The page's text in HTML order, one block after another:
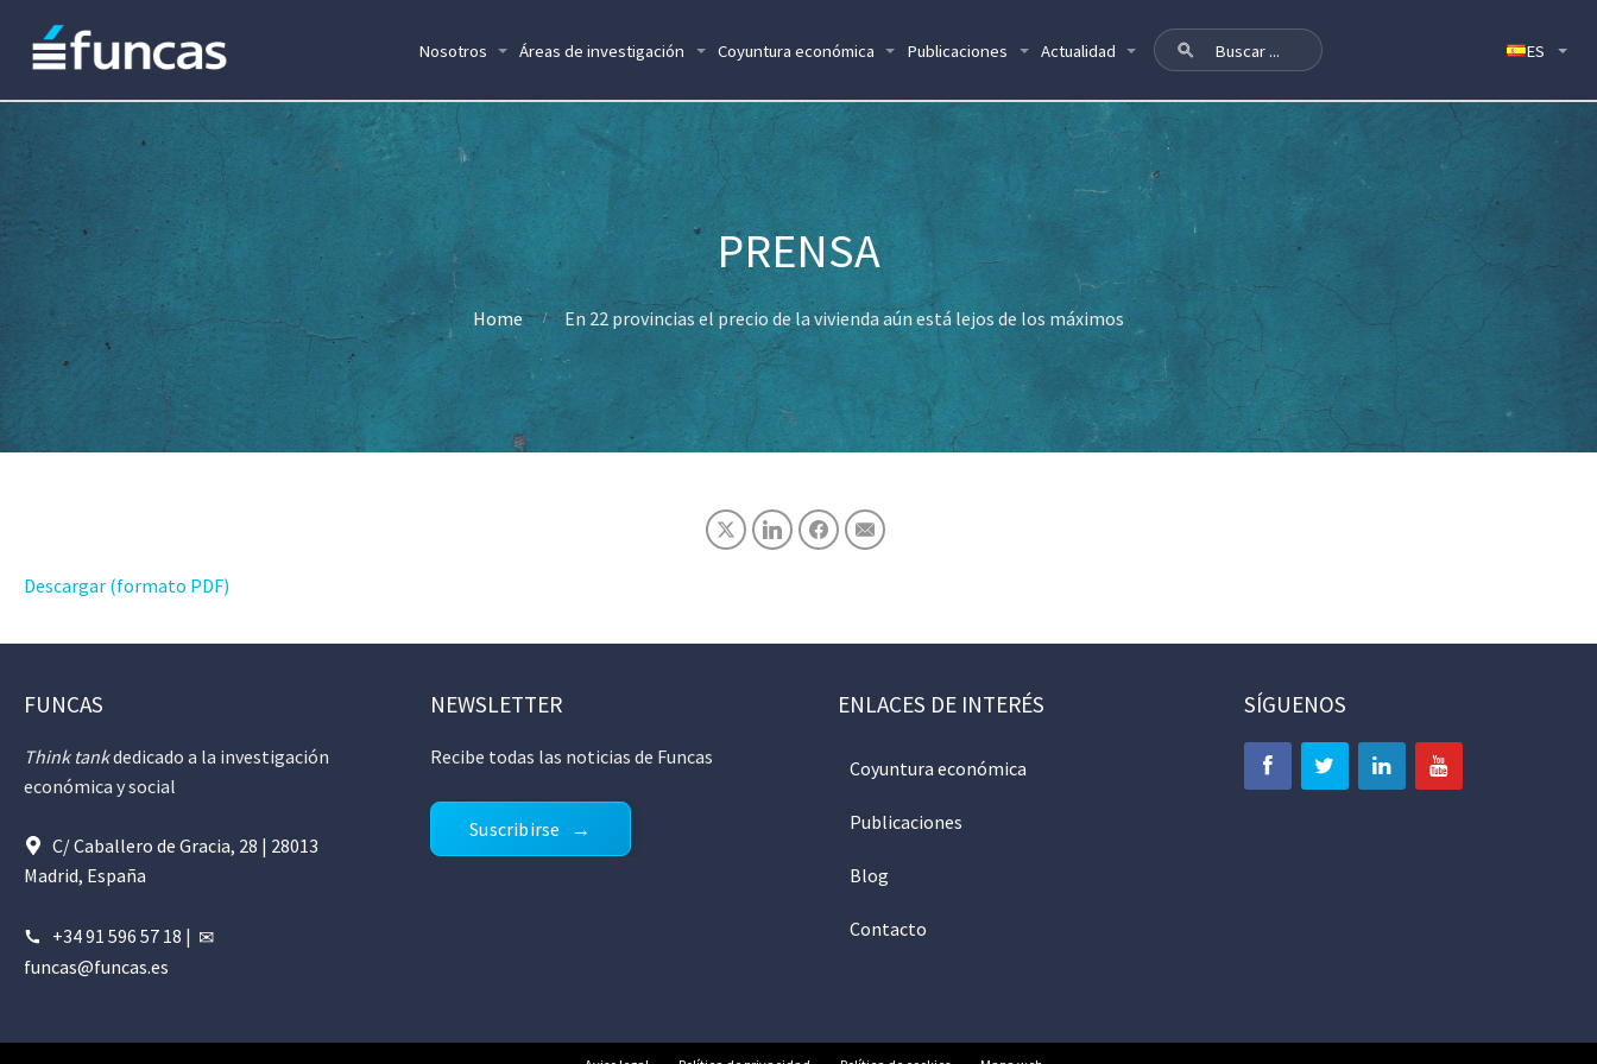
Nosotros Áreas de investigación Coyuntura económica Publicaciones Actualidad
Home En 22 provincias el precio de la vivienda aún está lejos de los máximos
Descargar (formato PDF)
FUNCAS
Think tankdedicado a la investigación
económica y social
C/ Caballero de Gracia, 28 | 28013
Madrid, España
+34 91 596 57 18 |
funcas@funcas.es
NEWSLETTER
Recibe todas las noticias de Funcas
Suscribirse
ENLACES DE INTERÉS
Coyuntura económica
Publicaciones
Blog
Contacto
SÍGUENOS